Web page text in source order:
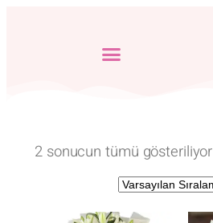
2 sonucun tümü gösteriliyor